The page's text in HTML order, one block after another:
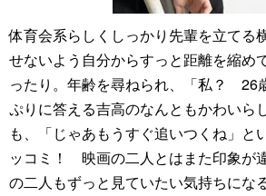
体育会系らしくしっかり先輩を立てる
せないよう自分からすっと距離を縮め
ったり。年齢を尋ねられ、「私？ 26
ぷりに答える吉高のなんともかわいら
も、「じゃあもうすぐ追いつくね」と
ッコミ！ 映画の二人とはまた印象が
の二人もずっと見ていたい気持ちにな